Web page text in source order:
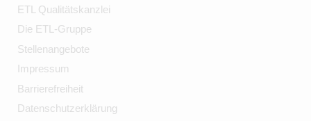
ETL Qualitätskanzlei
Die ETL-Gruppe
Stellenangebote
Impressum
Barrierefreiheit
Datenschutzerklärung